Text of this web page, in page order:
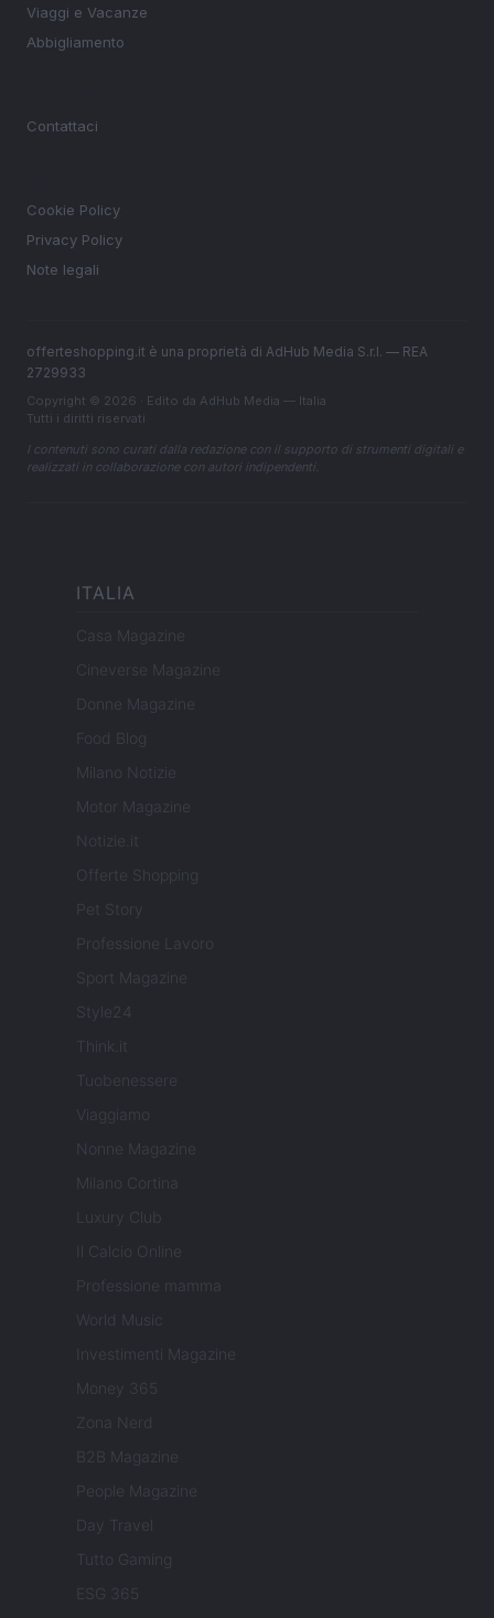
Viaggi e Vacanze
Abbigliamento
Contattaci
Cookie Policy
Privacy Policy
Note legali
offerteshopping.it è una proprietà di AdHub Media S.r.l. — REA
2729933
Copyright © 2026 · Edito da AdHub Media — Italia
Tutti i diritti riservati
I contenuti sono curati dalla redazione con il supporto di strumenti digitali e
realizzati in collaborazione con autori indipendenti.
ITALIA
Casa Magazine
Cineverse Magazine
Donne Magazine
Food Blog
Milano Notizie
Motor Magazine
Notizie.it
Offerte Shopping
Pet Story
Professione Lavoro
Sport Magazine
Style24
Think.it
Tuobenessere
Viaggiamo
Nonne Magazine
Milano Cortina
Luxury Club
Il Calcio Online
Professione mamma
World Music
Investimenti Magazine
Money 365
Zona Nerd
B2B Magazine
People Magazine
Day Travel
Tutto Gaming
ESG 365